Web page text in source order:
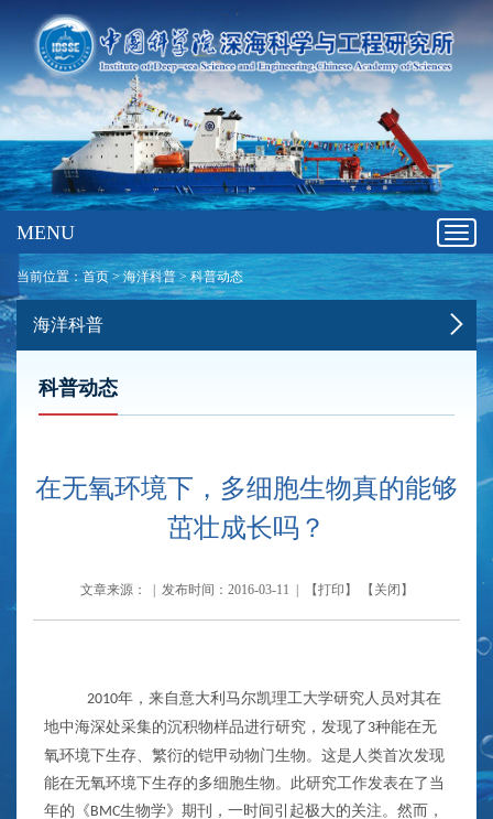
MENU
当前位置：首页 >海洋科普>科普动态
海洋科普
科普动态
在无氧环境下，多细胞生物真的能够
茁壮成长吗？
文章来源： | 发布时间：2016-03-11 | 【打印 】 【 关闭 】
2010年，来自意大利马尔凯理工大学研究人员对其在
地中海深处采集的沉积物样品进行研究，发现了 3种能在无
氧环境下生存、繁衍的铠甲动物门生物。这是人类首次发现
能在无氧环境下生存的多细胞生物。此研究工作发表在了当
年的《 BMC生物学》期刊，一时间引起极大的关注。然而，